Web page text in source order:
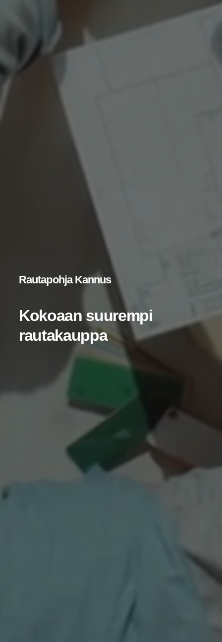
Rau­ta­poh­ja Kannus
Koko­aan suu­rem­pi
rautakauppa